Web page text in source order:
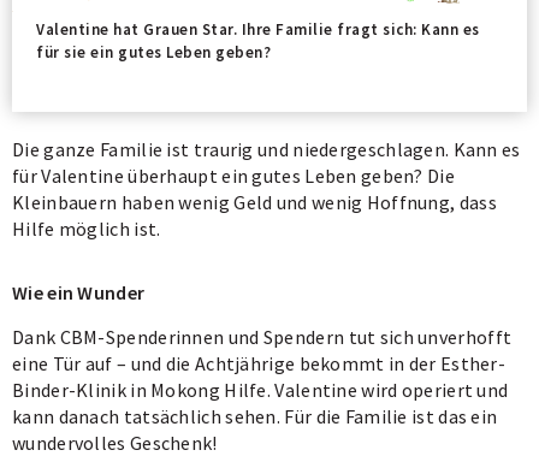
Valentine hat Grauen Star. Ihre Familie fragt sich: Kann es
für sie ein gutes Leben geben?
Die ganze Familie ist traurig und niedergeschlagen. Kann es
für Valentine überhaupt ein gutes Leben geben? Die
Kleinbauern haben wenig Geld und wenig Hoffnung, dass
Hilfe möglich ist.
Wie ein Wunder
Dank CBM-Spenderinnen und Spendern tut sich unverhofft
eine Tür auf – und die Achtjährige bekommt in der Esther-
Binder-Klinik in Mokong Hilfe. Valentine wird operiert und
kann danach tatsächlich sehen. Für die Familie ist das ein
wundervolles Geschenk!